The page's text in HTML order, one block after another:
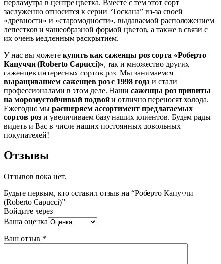
перламутра в центре цветка. Вместе с тем этот сорт
заслуженно относится к серии “Тоскана” из-за своей
«древности» и «старомодности», выдаваемой расположением
лепестков и чашеобразной формой цветов, а также в связи с
их очень медленным раскрытием.
У нас вы можете купить как саженцы роз сорта «Роберто
Капуччи (Roberto Capucci)», так и множество других
саженцев интересных сортов роз. Мы занимаемся
выращиванием саженцев роз с 1998 года и стали
профессионалами в этом деле. Наши саженцы роз привиты
на морозоустойчивый подвой и отлично переносят холода.
Ежегодно мы расширяем ассортимент предлагаемых
сортов роз и увеличиваем базу наших клиентов. Будем рады
видеть и Вас в числе наших постоянных довольных
покупателей!
Отзывы
Отзывов пока нет.
Будьте первым, кто оставил отзыв на “Роберто Капуччи
(Roberto Capucci)”
Войдите через
Ваша оценка
Ваш отзыв *